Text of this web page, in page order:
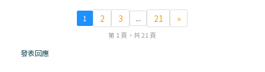
(2)黃敏正主教帶你做【將臨期避靜】—
「看」是一門大學問、真正的靈修
1 2 3 ... 21 »
第 1 頁，共 21 頁
發表回應